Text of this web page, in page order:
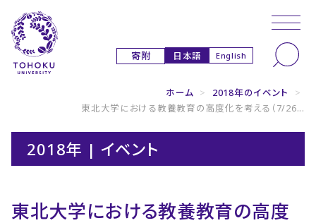
寄附 日本語 English
ホーム > 2018年のイベント
>
東北大学における教養教育の高度化を考える（7/26...
2018年 | イベント
東北大学における教養教育の高度